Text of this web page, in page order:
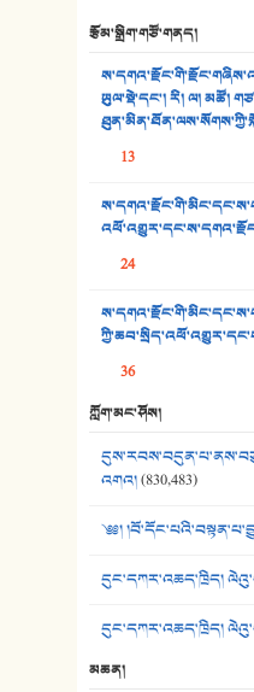
32. ཨ་མ།
33.
34.
36.
38. ཡབ་ཡུམ།
རྩོམ་སྒྲིག་གཙོ་གནད།
ཡུལ་སྡེ་དང་། རི། ལ། མཚོ།
13
24
36
ཀློག་མང་ཤོས།
འགའ།(830,483)
༄༅།
དུང་དཀར་འཆད་ཁྲིད།
དུང་དཀར་འཆད་ཁྲིད།
མཆན།